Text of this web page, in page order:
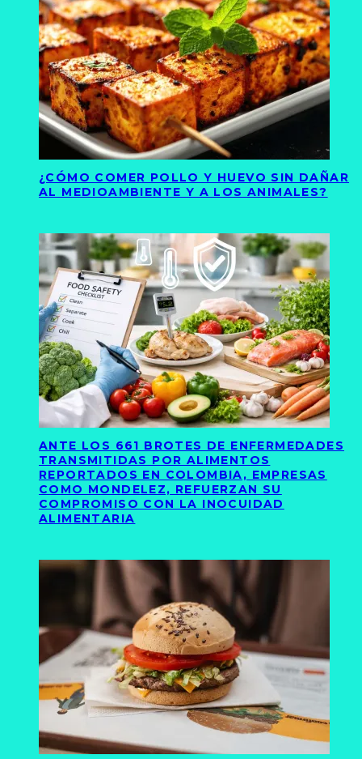
¿CÓMO COMER POLLO Y HUEVO SIN DAÑAR
AL MEDIOAMBIENTE Y A LOS ANIMALES?
ANTE LOS 661 BROTES DE ENFERMEDADES
TRANSMITIDAS POR ALIMENTOS
REPORTADOS EN COLOMBIA, EMPRESAS
COMO MONDELEZ, REFUERZAN SU
COMPROMISO CON LA INOCUIDAD
ALIMENTARIA